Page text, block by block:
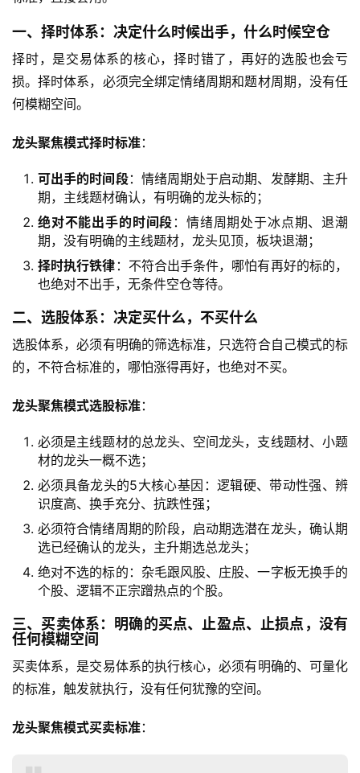
首
商
课
资
一、择时体系：决定什么时候出手，什么时候空仓
择时，是交易体系的核心，择时错了，再好的选股也会亏
损。择时体系，必须完全绑定情绪周期和题材周期，没有任
何模糊空间。
龙头聚焦模式择时标准：
可出手的时间段：情绪周期处于启动期、发酵期、主升
期，主线题材确认，有明确的龙头标的；
绝对不能出手的时间段 ：情绪周期处于冰点期、退潮
期，没有明确的主线题材，龙头见顶，板块退潮；
择时执行铁律 ：不符合出手条件，哪怕有再好的标的，
也绝对不出手，无条件空仓等待。
二、选股体系：决定买什么，不买什么
选股体系，必须有明确的筛选标准，只选符合自己模式的标
的，不符合标准的，哪怕涨得再好，也绝对不买。
龙头聚焦模式选股标准：
必须是主线题材的总龙头、空间龙头，支线题材、小题
材的龙头一概不选；
必须具备龙头的5大核心基因：逻辑硬、带动性强、辨
识度高、换手充分、抗跌性强；
必须符合情绪周期的阶段，启动期选潜在龙头，确认期
选已经确认的龙头，主升期选总龙头；
绝对不选的标的：杂毛跟风股、庄股、一字板无换手的
个股、逻辑不正宗蹭热点的个股。
三、买卖体系：明确的买点、止盈点、止损点，没有
任何模糊空间
买卖体系，是交易体系的执行核心，必须有明确的、可量化
的标准，触发就执行，没有任何犹豫的空间。
龙头聚焦模式买卖标准：